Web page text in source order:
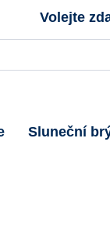
Volejte
Sluneční